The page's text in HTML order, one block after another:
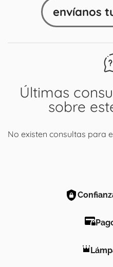
Últimas
sobre
No existen consultas para
envíanos